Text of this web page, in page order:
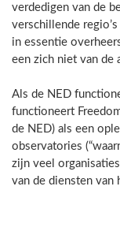
verdedigen van de
verschillende
in essentie
een zich niet van de
Als de NED
functioneert
de NED) als een
observatories
zijn veel
van de diensten van